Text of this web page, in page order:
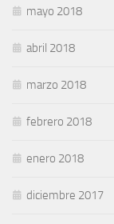
mayo 2018
abril 2018
marzo 2018
febrero 2018
enero 2018
diciembre 2017